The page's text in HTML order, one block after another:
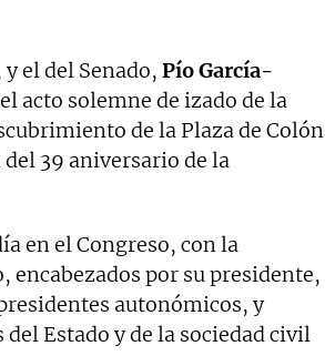
y el del Senado, Pío García-
acto solemne de izado de la
de la Plaza de Colón
39 aniversario de la
en el Congreso, con la
encabezados por su presidente,
autonómicos, y
Estado y de la sociedad civil